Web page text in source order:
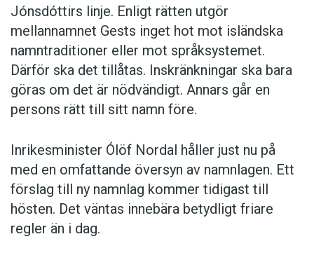
Jónsdóttirs linje. Enligt rätten utgör
mellannamnet Gests inget hot mot isländska
namntraditioner eller mot språksystemet.
Därför ska det tillåtas. Inskränkningar ska bara
göras om det är nödvändigt. Annars går en
persons rätt till sitt namn före.
Inrikesminister Ólöf Nordal håller just nu på
med en omfattande översyn av namnlagen. Ett
förslag till ny namnlag kommer tidigast till
hösten. Det väntas innebära betydligt friare
regler än i dag.